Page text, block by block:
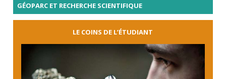
GÉOPARC ET RECHERCHE SCIENTIFIQUE
LE COINS DE L’ÉTUDIANT